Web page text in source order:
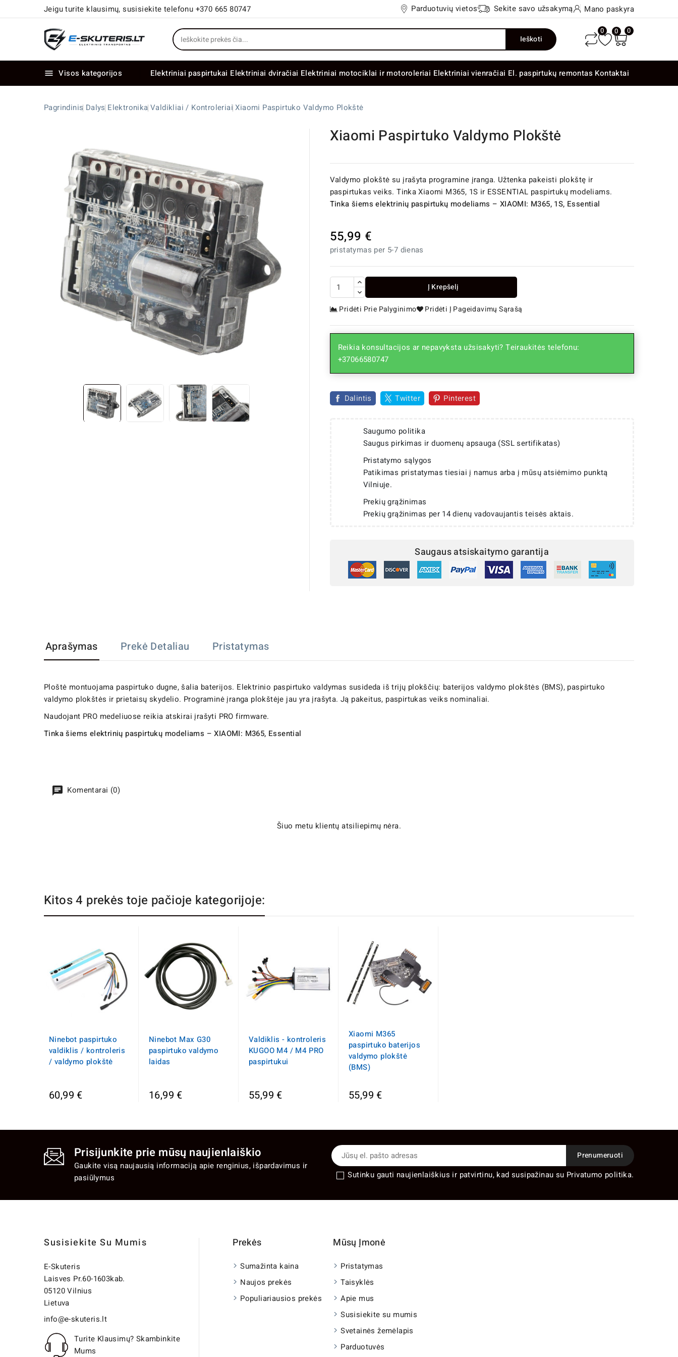
Jeigu turite klausimų, susisiekite telefonu +370 665 80747 Parduotuvių vietos Sekite savo užsakymą Mano paskyra
Ieškoti
0 0 0
 Visos kategorijos Elektriniai paspirtukai Elektriniai dviračiai Elektriniai motociklai ir motoroleriai Elektriniai vienračiai El. paspirtukų remontas Kontaktai
Pagrindinis Dalys Elektronika Valdikliai / Kontroleriai Xiaomi Paspirtuko Valdymo Plokštė
Xiaomi Paspirtuko Valdymo Plokštė
Valdymo plokštė su įrašyta programine įranga. Užtenka pakeisti plokštę ir
paspirtukas veiks. Tinka Xiaomi M365, 1S ir ESSENTIAL paspirtukų modeliams.
Tinka šiems elektrinių paspirtukų modeliams – XIAOMI: M365, 1S, Essential
55,99 €
pristatymas per 5-7 dienas
Į Krepšelį
Pridėti Prie Palyginimo Pridėti Į Pageidavimų Sąrašą
Reikia konsultacijos ar nepavyksta užsisakyti? Teiraukitės telefonu:
+37066580747
Dalintis Twitter Pinterest
Saugumo politika
Saugus pirkimas ir duomenų apsauga (SSL sertifikatas)
Pristatymo sąlygos
Patikimas pristatymas tiesiai į namus arba į mūsų atsiėmimo punktą
Vilniuje.
Prekių grąžinimas
Prekių grąžinimas per 14 dienų vadovaujantis teisės aktais.
Saugaus atsiskaitymo garantija
Aprašymas Prekė Detaliau Pristatymas
Ploštė montuojama paspirtuko dugne, šalia baterijos. Elektrinio paspirtuko valdymas susideda iš trijų plokščių: baterijos valdymo plokštės (BMS), paspirtuko
valdymo plokštės ir prietaisų skydelio. Programinė įranga plokštėje jau yra įrašyta. Ją pakeitus, paspirtukas veiks nominaliai.
Naudojant PRO medeliuose reikia atskirai įrašyti PRO firmware.
Tinka šiems elektrinių paspirtukų modeliams – XIAOMI: M365, Essential
Komentarai (0)
Šiuo metu klientų atsiliepimų nėra.
Kitos 4 prekės toje pačioje kategorijoje:
Ninebot paspirtuko
valdiklis / kontroleris
/ valdymo plokštė
60,99 €
Ninebot Max G30
paspirtuko valdymo
laidas
16,99 €
Valdiklis - kontroleris
KUGOO M4 / M4 PRO
paspirtukui
55,99 €
Xiaomi M365
paspirtuko baterijos
valdymo plokštė
(BMS)
55,99 €
Prisijunkite prie mūsų naujienlaiškio
Gaukite visą naujausią informaciją apie renginius, išpardavimus ir
pasiūlymus
Sutinku gauti naujienlaiškius ir patvirtinu, kad susipažinau su Privatumo politika.
Susisiekite Su Mumis
E-Skuteris
Laisves Pr.60-1603kab.
05120 Vilnius
Lietuva
info@e-skuteris.lt
Turite Klausimų? Skambinkite
Mums
Prekės
Sumažinta kaina
Naujos prekės
Populiariausios prekės
Mūsų Įmonė
Pristatymas
Taisyklės
Apie mus
Susisiekite su mumis
Svetainės žemėlapis
Parduotuvės